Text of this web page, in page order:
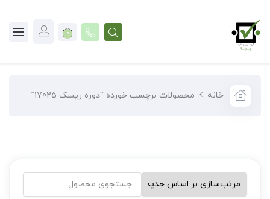
0
خانه محصولات برچسب خورده “دوره ریسک 17025”